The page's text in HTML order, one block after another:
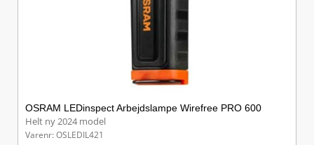
OSRAM LEDinspect Arbejdslampe Wirefree PRO 600
Helt ny 2024 model
Varenr: OSLEDIL421